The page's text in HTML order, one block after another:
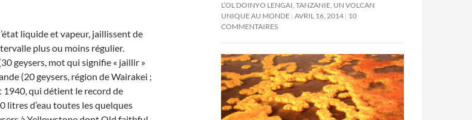
liquide et vapeur, jaillissent de
plus ou moins régulier.
geysers, mot qui signifie « jaillir »
(20 geysers, région de Wairakei ;
qui détient le record de
litres d’eau toutes les quelques
L’OL DOINYO LENGAI, TANZANIE, UN VOLCAN
UNIQUE AU MONDE AVRIL 16, 2014 10
COMMENTAIRES